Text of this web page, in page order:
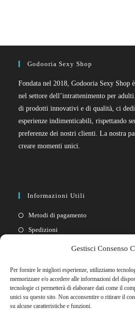
Gestisci Consenso
Per fornire le migliori esperienze, utilizziamo
memorizzare e/o accedere alle informazioni del
tecnologie ci permetterà di elaborare dati come il
unici su questo sito. Non acconsentire o ritirare il
su alcune caratteristiche e funzioni.
Godooria Sexy Shop
Fondata nel 2018, Godooria Sexy Shop
nel settore dell’intrattenimento per
di prodotti innovativi e di qualità, ci
esperienze indimenticabili, rispettando
preferenze dei nostri clienti. La nostra
creare momenti unici.
Informazioni Utili
Metodi di pagamento
Spedizioni
Cookie policy
Link Rapidi